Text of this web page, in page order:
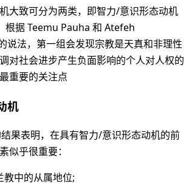
大致可分为两类，即智力/意识形态动机
根据 Teemu Pauha 和 Atefeh
说法，第一组会发现宗教是天真和非理性
对社会进步产生负面影响的个人对人权的
重要的关注点
机
果表明，在具有智力/意识形态动机的前
似乎很重要：
教中的从属地位;